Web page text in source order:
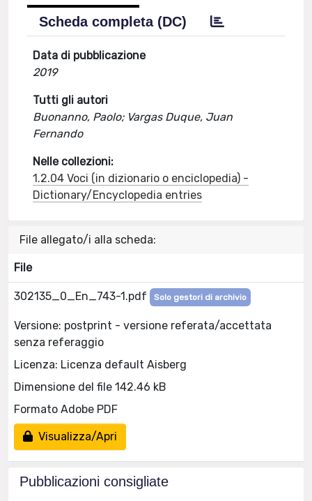
Scheda completa (DC)
Data di pubblicazione
2019
Tutti gli autori
Buonanno, Paolo; Vargas Duque, Juan
Fernando
Nelle collezioni:
1.2.04 Voci (in dizionario o enciclopedia) -
Dictionary/Encyclopedia entries
File allegato/i alla scheda:
File
302135_0_En_743-1.pdf Solo gestori di archivio
Versione: postprint - versione referata/accettata
senza referaggio
Licenza: Licenza default Aisberg
Dimensione del file 142.46 kB
Formato Adobe PDF
Visualizza/Apri
Pubblicazioni consigliate